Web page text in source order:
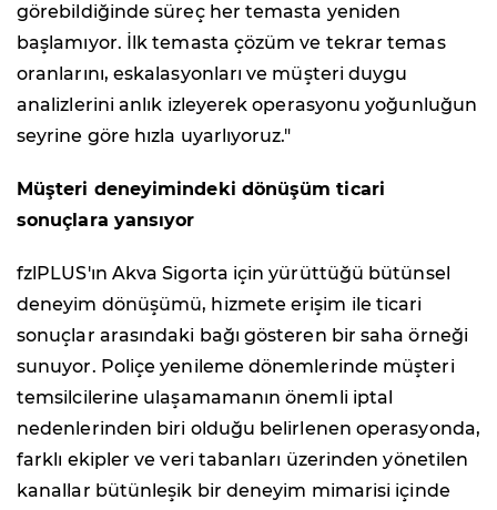
görebildiğinde süreç her temasta yeniden
başlamıyor. İlk temasta çözüm ve tekrar temas
oranlarını, eskalasyonları ve müşteri duygu
analizlerini anlık izleyerek operasyonu yoğunluğun
seyrine göre hızla uyarlıyoruz."
Müşteri deneyimindeki dönüşüm ticari
sonuçlara yansıyor
fzlPLUS'ın Akva Sigorta için yürüttüğü bütünsel
deneyim dönüşümü, hizmete erişim ile ticari
sonuçlar arasındaki bağı gösteren bir saha örneği
sunuyor. Poliçe yenileme dönemlerinde müşteri
temsilcilerine ulaşamamanın önemli iptal
nedenlerinden biri olduğu belirlenen operasyonda,
farklı ekipler ve veri tabanları üzerinden yönetilen
kanallar bütünleşik bir deneyim mimarisi içinde